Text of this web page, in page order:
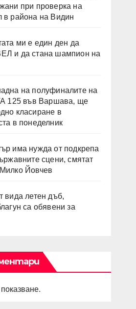
при проверка на
в района на Видин
ми е един ден да
и да стана шампион на
на полуфиналите на
125 във Варшава, ще
класиране в
в понеделник
има нужда от подкрепа
сцени, смятат
Йовчев
вида летен дъб,
са обявени за